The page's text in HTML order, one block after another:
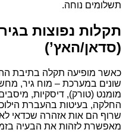
תשלומים נוחה.
(סדאן/האץ’)
כאשר מופיעה תקלה בתיבת
שונים במערכת – מוח גיר,
מומנט (טורק), דיסקיות,
החלקה, בעיטות בהעברת
שרוף הם אות אזהרה שכדאי
מאפשרת לזהות את הבעיה